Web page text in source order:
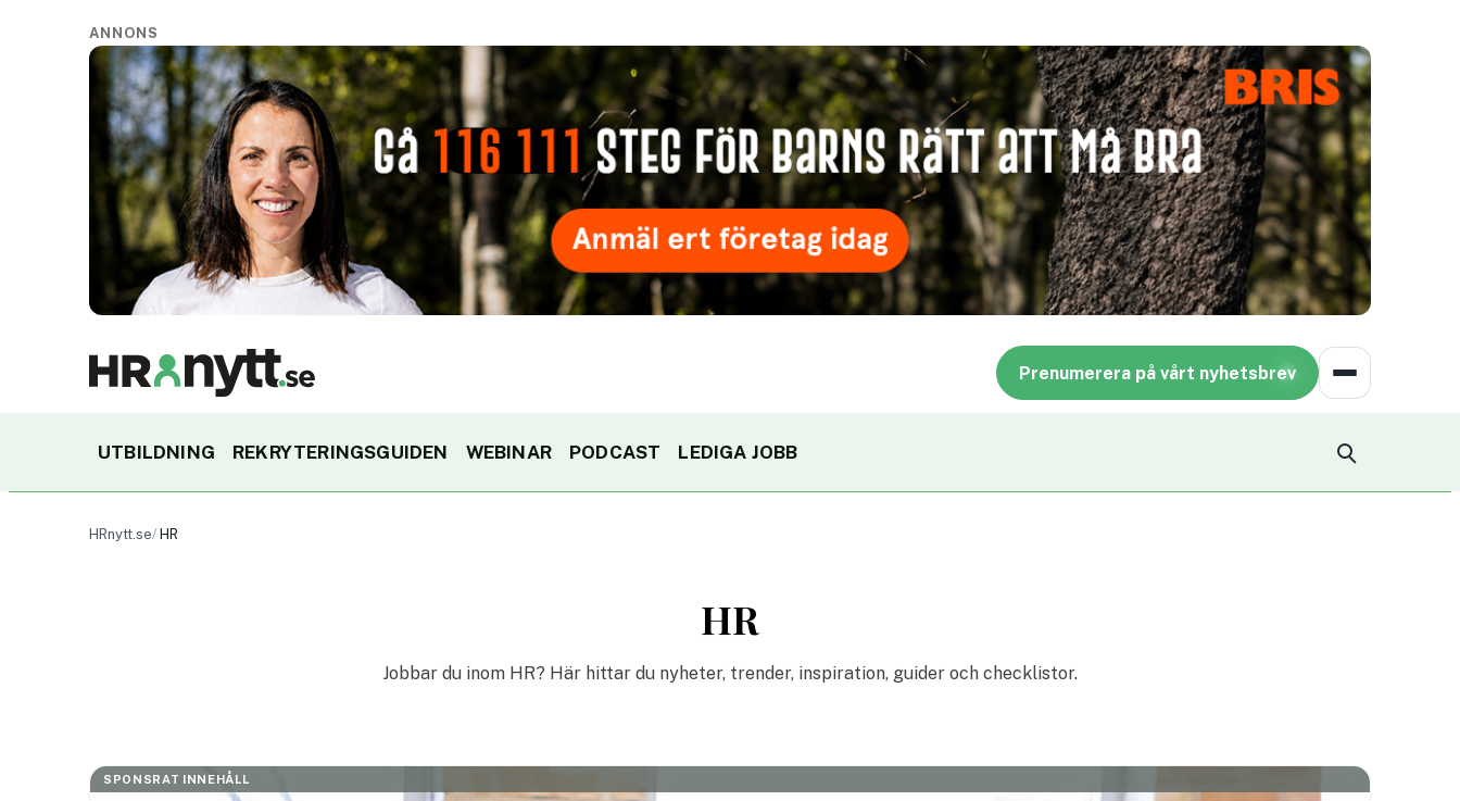
ANNONS
Prenumerera på vårt nyhetsbrev
UTBILDNING REKRYTERINGSGUIDEN WEBINAR PODCAST LEDIGA JOBB
HRnytt.se HR
HR
Jobbar du inom HR? Här hittar du nyheter, trender, inspiration, guider och checklistor.
SPONSRAT INNEHÅLL